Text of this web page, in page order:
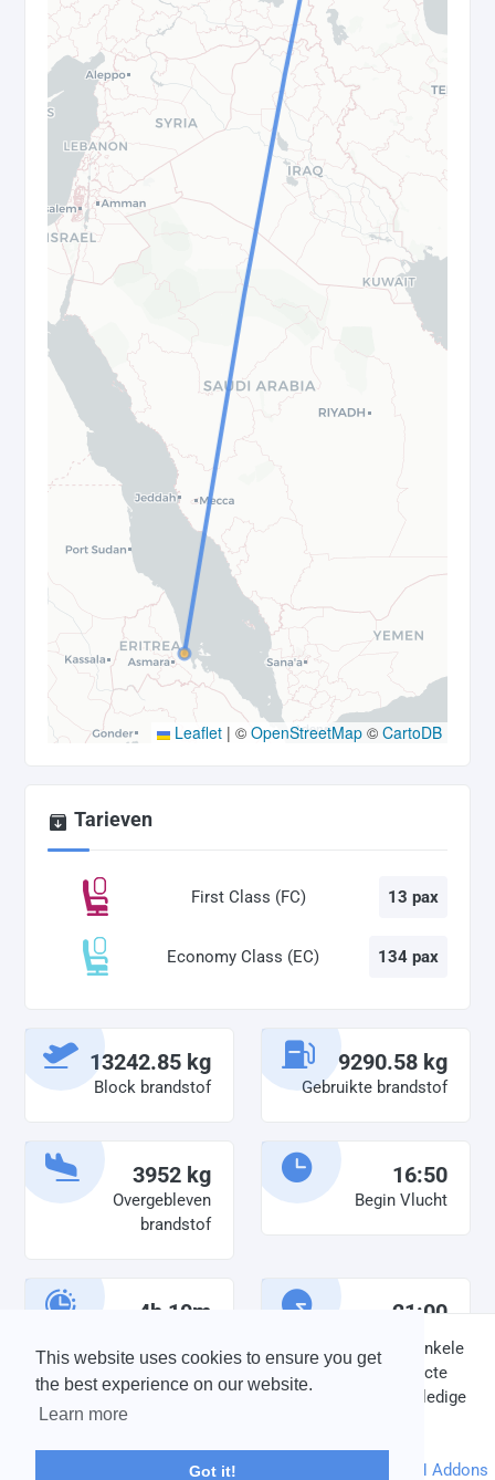
This website uses cookies to ensure you get
the best experience on our website.
Learn more
Got it!
Leaflet | © OpenStreetMap © CartoDB
Tarieven
First Class (FC) 13 pax
Economy Class (EC) 134 pax
13242.85 kg
Block brandstof
9290.58 kg
Gebruikte brandstof
3952 kg
Overgebleven
brandstof
16:50
Begin Vlucht
4h 10m 21:00
Einde vlucht
DISCLAIMER: V-Bird Virtual Airlines Group kan op geen enkele
wijze aansprakelijkheid aanvaarden voor directe of indirecte
schade die is ontstaan ten gevolge van onjuiste of onvolledige
informatie op deze website.
© 2004 - 2026 V-Bird Virtual Airlines Group |Credits
Powered byphpVMS DH Addons